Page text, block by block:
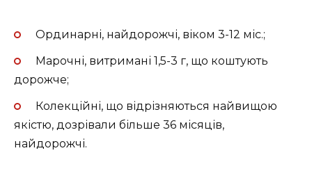
Ординарні, найдорожчі, віком 3-12 міс.;
Марочні, витримані 1,5-3 г, що коштують
дорожче;
Колекційні, що відрізняються найвищою
якістю, дозрівали більше 36 місяців,
найдорожчі.